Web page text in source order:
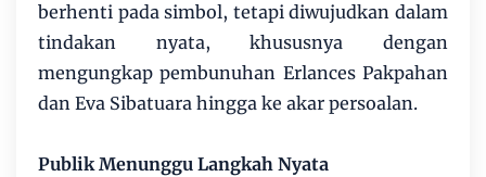
berhenti pada simbol, tetapi diwujudkan dalam
tindakan nyata, khususnya dengan
mengungkap pembunuhan Erlances Pakpahan
dan Eva Sibatuara hingga ke akar persoalan.
Publik Menunggu Langkah Nyata